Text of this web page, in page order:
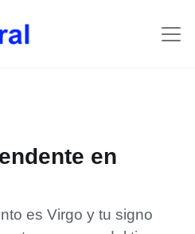
en
es Virgo y tu signo